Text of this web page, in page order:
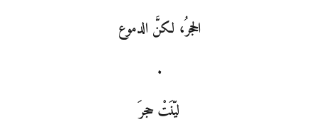
الحجرُ، لكنَّ الدموع
.
ليّنَتْ حجرَ